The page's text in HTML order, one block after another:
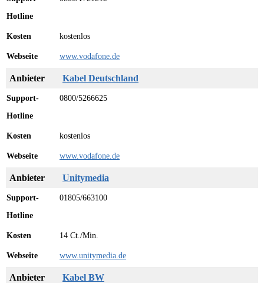
kostenlos
www.vodafone.de
Kabel Deutschland
0800/5266625
kostenlos
www.vodafone.de
Unitymedia
01805/663100
14 Ct./Min.
www.unitymedia.de
Kabel BW